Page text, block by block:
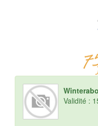
Validité :